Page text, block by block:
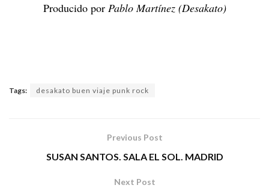
Producido por Pablo Martínez (Desakato)
Tags: desakato buen viaje punk rock
Previous Post
SUSAN SANTOS. SALA EL SOL. MADRID
Next Post